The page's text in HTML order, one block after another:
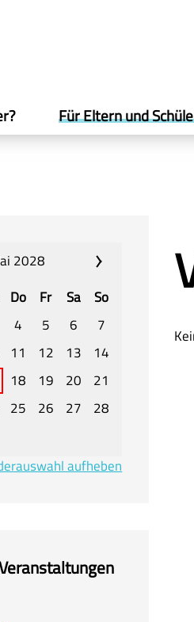
Für Eltern und
2028
Do Fr Sa
So
4 5 6
7
11 12 13
14
18 19 20
21
25 26 27
28
aufheben